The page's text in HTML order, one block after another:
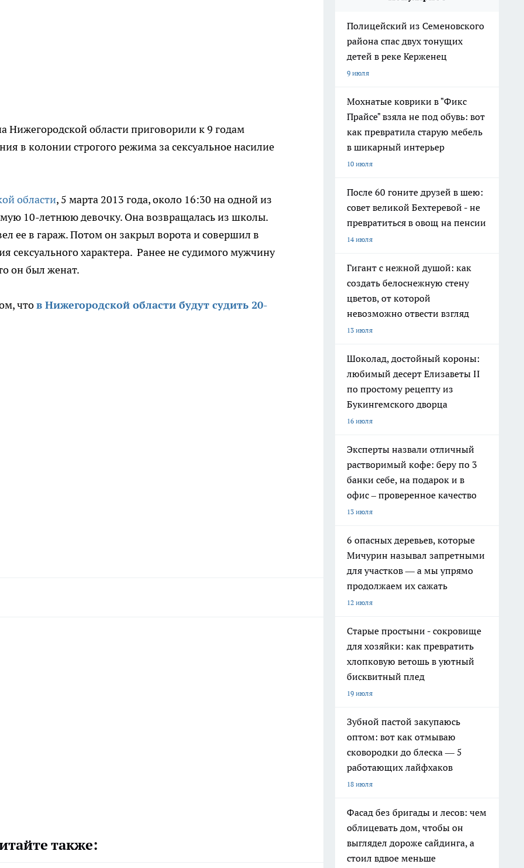
Нижегородской области приговорили к 9 годам
в колонии строгого режима за сексуальное насилие
области, 5 марта 2013 года, около 16:30 на одной из
10-летнюю девочку. Она возвращалась из школы.
ее в гараж. Потом он закрыл ворота и совершил в
сексуального характера. Ранее не судимого мужчину
он был женат.
чтов Нижегородской области будут судить 20-
также:
Полицейский из Семеновского
района спас двух тонущих
детей в реке Керженец
9 июля
Мохнатые коврики в "Фикс
Прайсе" взяла не под обувь: вот
как превратила старую мебель
в шикарный интерьер
10 июля
После 60 гоните друзей в шею:
совет великой Бехтеревой - не
превратиться в овощ на пенсии
14 июля
Гигант с нежной душой: как
создать белоснежную стену
цветов, от которой
невозможно отвести взгляд
13 июля
Шоколад, достойный короны:
любимый десерт Елизаветы II
по простому рецепту из
Букингемского дворца
16 июля
Эксперты назвали отличный
растворимый кофе: беру по 3
банки себе, на подарок и в
офис – проверенное качество
13 июля
6 опасных деревьев, которые
Мичурин называл запретными
для участков — а мы упрямо
продолжаем их сажать
12 июля
Старые простыни - сокровище
для хозяйки: как превратить
хлопковую ветошь в уютный
бисквитный плед
19 июля
Зубной пастой закупаюсь
оптом: вот как отмываю
сковородки до блеска — 5
работающих лайфхаков
18 июля
Фасад без бригады и лесов: чем
облицевать дом, чтобы он
выглядел дороже сайдинга, а
стоил вдвое меньше